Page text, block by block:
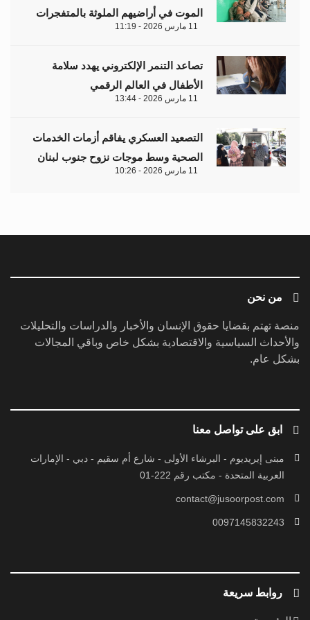
الموت في أراضيهم الملوثة بالمتفجرات
11 مارس 2026 - 11:19
تصاعد التنمر الإلكتروني يهدد سلامة
الأطفال في العالم الرقمي
11 مارس 2026 - 13:44
التصعيد العسكري يفاقم أزمات الخدمات
الصحية وسط موجات نزوح جنوب لبنان
11 مارس 2026 - 10:26
من نحن
منصة تهتم بقضايا حقوق الإنسان والأخبار والدراسات والتحليلات
والأحداث السياسية والاقتصادية بشكل خاص وباقي المجالات
بشكل عام.
ابق على تواصل معنا
مبنى إيريديوم - البرشاء الأولى - شارع أم سقيم - دبي - الإمارات
العربية المتحدة - مكتب رقم 222-01
contact@jusoorpost.com
0097145832243
روابط سريعة